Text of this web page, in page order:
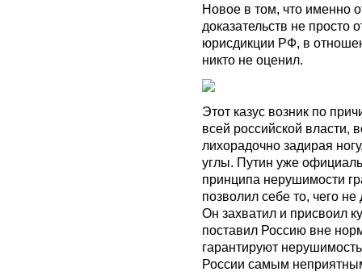
Новое в том, что именно
доказательств не просто
юрисдикции РФ, в
никто не оценил.
Этот казус возник по
всей российской власти,
лихорадочно задирая
углы. Путин уже
принципа нерушимости
позволил себе то, чего
Он захватил и присвоил
поставил Россию вне
гарантируют
России самым